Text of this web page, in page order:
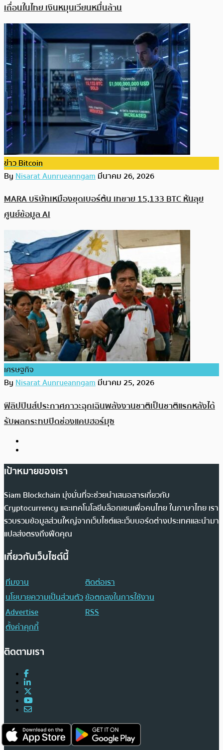
เถื่อนในไทย เงินหมุนเวียนหมื่นล้าน
ข่าว Bitcoin
ByNisarat Aunrueanngamมีนาคม 26, 2026
MARA บริษัทเหมืองขุดเบอร์ต้น เทขาย 15,133 BTC หันลุย
ศูนย์ข้อมูล AI
เศรษฐกิจ
ByNisarat Aunrueanngamมีนาคม 25, 2026
ฟิลิปปินส์ประกาศภาวะฉุกเฉินพลังงานชาติเป็นชาติแรกหลังได้
รับผลกระทบปิดช่องแคบฮอร์มุซ
เป้าหมายของเรา
Siam Blockchain มุ่งมั่นที่จะช่วยนำเสนอสารเกี่ยวกับ
Cryptocurrency และเทคโนโลยีบล็อกเชนเพื่อคนไทย ในภาษาไทย เรา
รวบรวมข้อมูลส่วนใหญ่จากเว็บไซต์และเว็บบอร์ดต่างประเทศและนำมา
แปลส่งตรงถึงฟีดคุณ
เกี่ยวกับเว็บไซต์นี้
ทีมงาน
ติดต่อเรา
นโยบายความเป็นส่วนตัวข้อตกลงในการใช้งาน
Advertise
RSS
ตั้งค่าคุกกี้
ติดตามเรา